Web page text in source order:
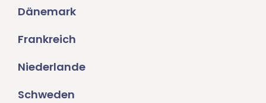
Dänemark
Frankreich
Niederlande
Schweden